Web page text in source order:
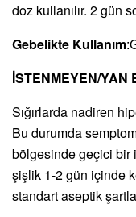
doz kullanılır. 2 gün
Gebelikte Kullanım
İSTENMEYEN/YAN
Sığırlarda nadiren
Bu durumda
bölgesinde geçici bir
şişlik 1-2 gün içinde
standart aseptik